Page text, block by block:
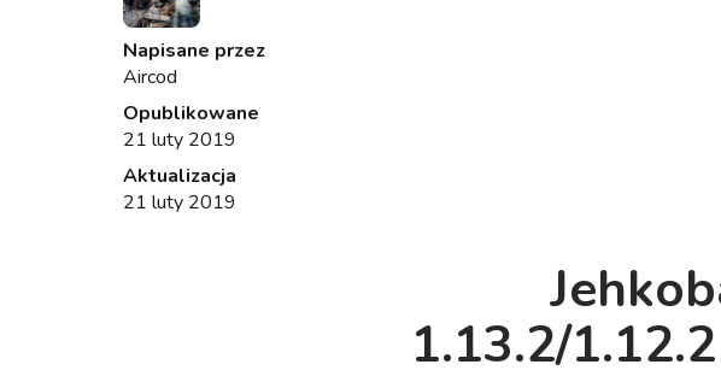
Napisane przez
Aircod
Opublikowane
21 luty 2019
Aktualizacja
21 luty 2019
1.13.2/